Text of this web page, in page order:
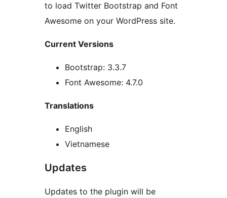
to load Twitter Bootstrap and Font
Awesome on your WordPress site.
Current Versions
Bootstrap: 3.3.7
Font Awesome: 4.7.0
Translations
English
Vietnamese
Updates
Updates to the plugin will be